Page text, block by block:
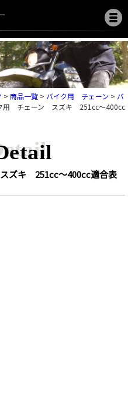
> 商品一覧 > バイク用 チェーン > バ
ク用 チェーン スズキ 251cc～400cc
ズキ 251cc～400cc適合表